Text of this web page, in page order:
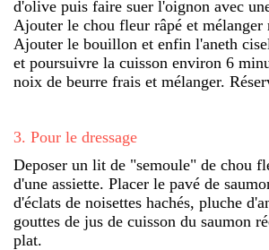
d'olive puis faire suer l'oignon avec
Ajouter le chou fleur râpé et mélanger
Ajouter le bouillon et enfin l'aneth
et poursuivre la cuisson environ 6
noix de beurre frais et mélanger.
3. Pour le dressage
Deposer un lit de "semoule" de chou
d'une assiette. Placer le pavé de
d'éclats de noisettes hachés, pluche
gouttes de jus de cuisson du saumon
plat.